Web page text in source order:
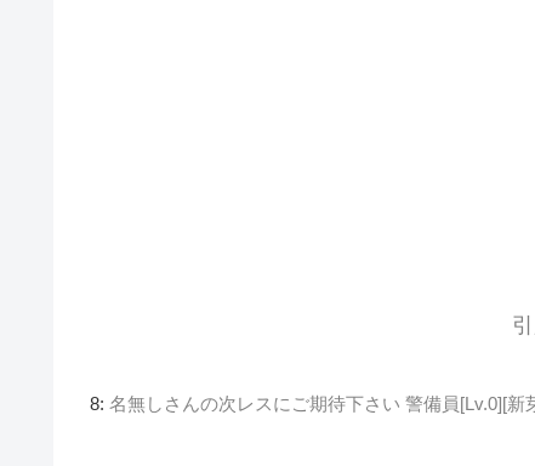
8: 名無しさんの次レスにご期待下さい 警備員[Lv.0][新